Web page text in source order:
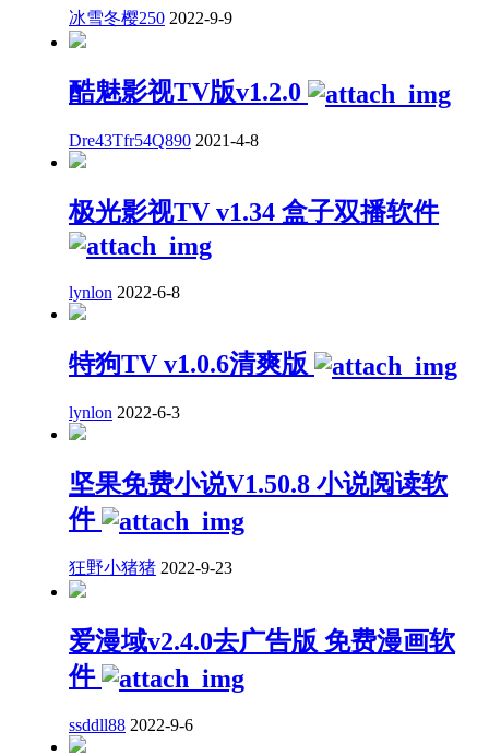
冰雪冬樱250 2022-9-9
酷魅影视TV版v1.2.0
Dre43Tfr54Q890 2021-4-8
极光影视TV v1.34 盒子双播软件
lynlon 2022-6-8
特狗TV v1.0.6清爽版
lynlon 2022-6-3
坚果免费小说V1.50.8 小说阅读软
件
狂野小猪猪 2022-9-23
爱漫域v2.4.0去广告版 免费漫画软
件
ssddll88 2022-9-6